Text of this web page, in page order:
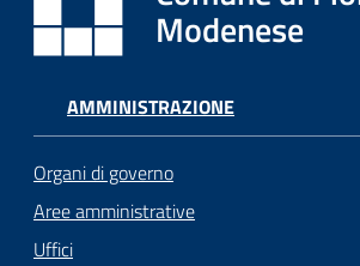
o
r
T
u
Modenese
AMMINISTRAZIONE
Organi di governo
Aree amministrative
Uffici